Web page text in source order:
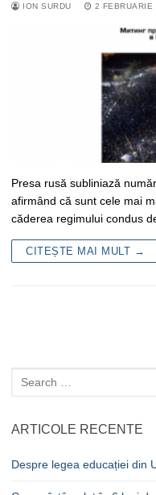
ION SURDU 2 FEBRUARIE
Presa rusă subliniază
afirmând că sunt cele mai
căderea regimului condus
CITEȘTE MAI MULT →
Caută
după:
ARTICOLE RECENTE
Despre legea educației din